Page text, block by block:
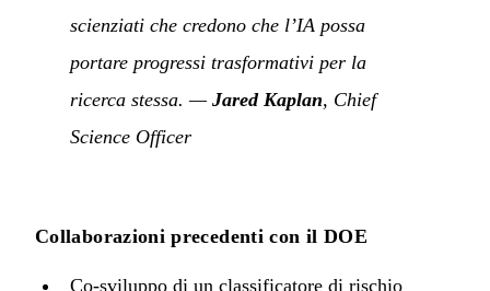
scienziati che credono che l’IA possa
portare progressi trasformativi per la
ricerca stessa. — Jared Kaplan, Chief
Science Officer
Collaborazioni precedenti con il DOE
Co-sviluppo di un classificatore di rischio